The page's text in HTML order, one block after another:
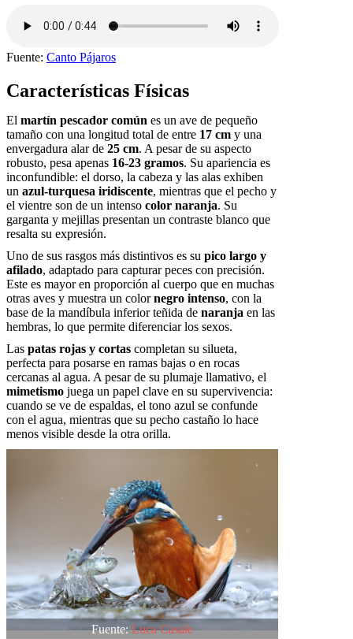
Fuente: Canto Pájaros
Características Físicas
El martín pescador común es un ave de pequeño
tamaño con una longitud total de entre 17 cm y una
envergadura alar de 25 cm. A pesar de su aspecto
robusto, pesa apenas 16-23 gramos. Su apariencia es
inconfundible: el dorso, la cabeza y las alas exhiben
un azul-turquesa iridiscente, mientras que el pecho y
el vientre son de un intenso color naranja. Su
garganta y mejillas presentan un contraste blanco que
resalta su expresión.
Uno de sus rasgos más distintivos es su pico largo y
afilado, adaptado para capturar peces con precisión.
Este es mayor en proporción al cuerpo que en muchas
otras aves y muestra un colornegro intenso, con la
base de la mandíbula inferior teñida de naranja en las
hembras, lo que permite diferenciar los sexos.
Las patas rojas y cortas completan su silueta,
perfecta para posarse en ramas bajas o en rocas
cercanas al agua. A pesar de su plumaje llamativo, el
mimetismo juega un papel clave en su supervivencia:
cuando se ve de espaldas, el tono azul se confunde
con el agua, mientras que su pecho castaño lo hace
menos visible desde la otra orilla.
Fuente:Luca Casale